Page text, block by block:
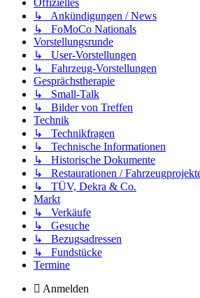
↳ Ankündigungen / News
↳ FoMoCo Nationals
Vorstellungsrunde
↳ User-Vorstellungen
↳ Fahrzeug-Vorstellungen
Gesprächstherapie
↳ Small-Talk
↳ Bilder von Treffen
Technik
↳ Technikfragen
↳ Technische Informationen
↳ Historische Dokumente
↳ Restaurationen /
↳ TÜV, Dekra & Co.
Markt
↳ Verkäufe
↳ Gesuche
↳ Bezugsadressen
↳ Fundstücke
Termine
Anmelden